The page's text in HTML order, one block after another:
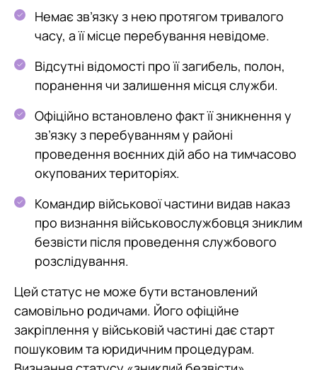
Немає зв’язку з нею протягом тривалого
часу, а її місце перебування невідоме.
Відсутні відомості про її загибель, полон,
поранення чи залишення місця служби.
Офіційно встановлено факт її зникнення у
зв’язку з перебуванням у районі
проведення воєнних дій або на тимчасово
окупованих територіях.
Командир військової частини видав наказ
про визнання військовослужбовця зниклим
безвісти після проведення службового
розслідування.
Цей статус не може бути встановлений
самовільно родичами. Його офіційне
закріплення у військовій частині дає старт
пошуковим та юридичним процедурам.